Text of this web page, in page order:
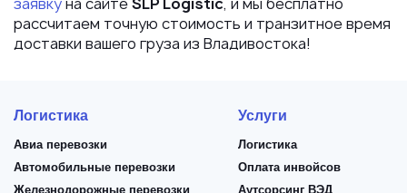
заявкуна сайтеSLP Logistic, и мы бесплатно
рассчитаем точную стоимость и транзитное время
доставки вашего груза из Владивостока!
Логистика
Авиа перевозки
Автомобильные перевозки
Железнодорожные перевозки
Услуги
Логистика
Оплата инвойсов
Аутсорсинг ВЭД